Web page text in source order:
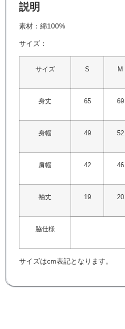
説明
素材：綿100%
サイズ：
サイズ S M
身丈 65 69
身幅 49 52
肩幅 42 46
袖丈 19 20
脇仕様
サイズはcm表記となります。